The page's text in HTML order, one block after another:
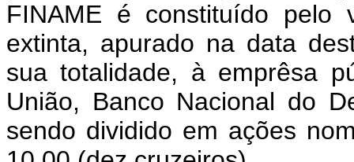
FINAME é constituído pelo
extinta, apurado na data
sua totalidade, à emprêsa
União, Banco Nacional do
sendo dividido em ações